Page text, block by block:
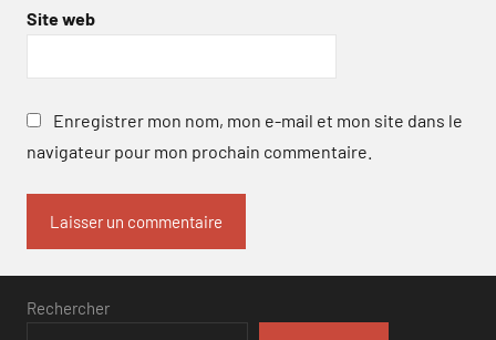
Site web
Enregistrer mon nom, mon e-mail et mon site dans le
navigateur pour mon prochain commentaire.
Rechercher